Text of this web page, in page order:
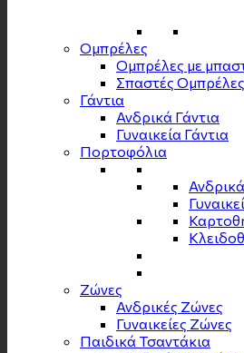
Ομπρέλες
Ομπρέλες με
Σπαστές Ομπρέλες
Γάντια
Ανδρικά Γάντια
Γυναικεία Γάντια
Πορτοφόλια
Zώνες
Ανδρικές Ζώνες
Γυναικείες Ζώνες
Παιδικά Τσαντάκια